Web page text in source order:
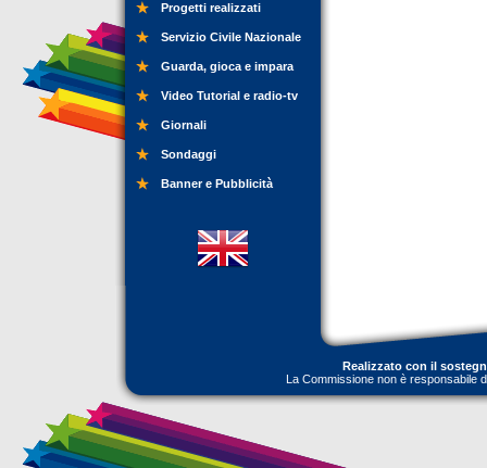
Progetti realizzati
Servizio Civile Nazionale
Guarda, gioca e impara
Video Tutorial e radio-tv
Giornali
Sondaggi
Banner e Pubblicità
Realizzato con il
La Commissione non è responsabile